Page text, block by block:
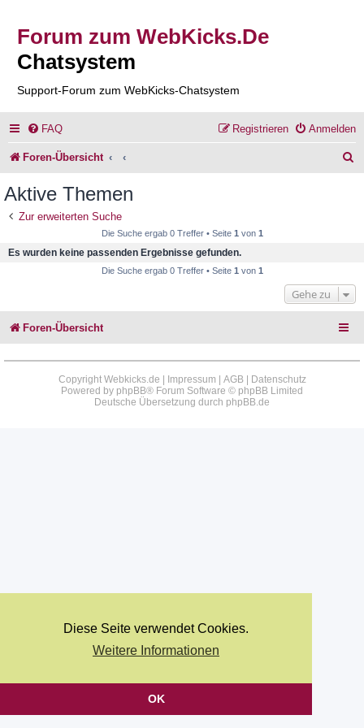
Diese Seite verwendet Cookies.
Weitere Informationen
OK
Forum zum WebKicks.De
Chatsystem
Support-Forum zum WebKicks-Chatsystem
FAQ Anmelden
Registrieren
Foren-Übersicht
Aktive Themen
Zur erweiterten Suche
Die Suche ergab 0 Treffer • Seite 1 von 1
Es wurden keine passenden Ergebnisse gefunden.
Die Suche ergab 0 Treffer • Seite 1 von 1
Gehe zu
Foren-Übersicht
Copyright Webkicks.de | Impressum AGB|
Datenschutz
Powered by phpBB® Forum Software © phpBB Limited
Deutsche Übersetzung durch phpBB.de